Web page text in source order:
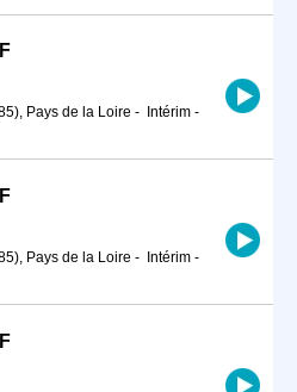
Pays de la Loire - Intérim -
Pays de la Loire - Intérim -